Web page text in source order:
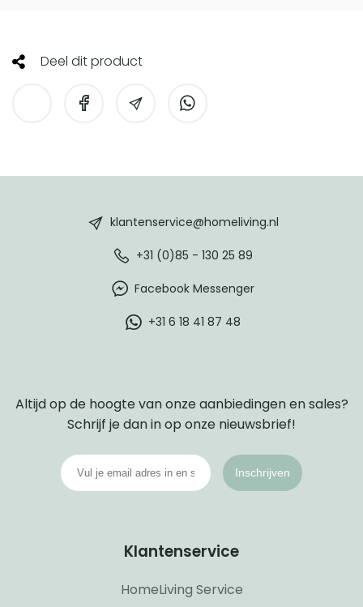
Deel dit product
klantenservice@homeliving.nl
+31 (0)85 - 130 25 89
Facebook Messenger
+31 6 18 41 87 48
Altijd op de hoogte van onze aanbiedingen en sales?
Schrijf je dan in op onze nieuwsbrief!
Inschrijven
Klantenservice
HomeLiving Service